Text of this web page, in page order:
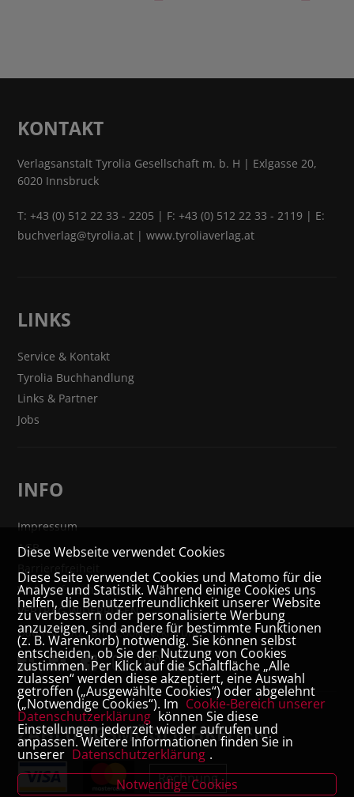
KONTAKT
Verlagsanstalt Tyrolia Gesellschaft m. b. H | Exlgasse 20,
6020 Innsbruck
T:+43 (0) 512 22 33 - 2205 | F: +43 (0) 512 22 33 - 2119 | E:
buchverlag@tyrolia.at |www.tyroliaverlag.at
LINKS
Service & Kontakt
Tyrolia Buchhandlung
Links & Partner
Jobs
INFO
Impressum
AGB
Barrierefreiheit
Widerrufsrecht
VERTRAG WIDERRUFEN
Datenschutz- und Cookieerklärung
ZAHLUNGSMÖGLICHKEITEN
Rechnung
Diese Webseite verwendet Cookies
Diese Seite verwendet Cookies und Matomo für die
Analyse und Statistik. Während einige Cookies uns
helfen, die Benutzerfreundlichkeit unserer Website
zu verbessern oder personalisierte Werbung
anzuzeigen, sind andere für bestimmte Funktionen
(z. B. Warenkorb) notwendig. Sie können selbst
entscheiden, ob Sie der Nutzung von Cookies
zustimmen. Per Klick auf die Schaltfläche „Alle
zulassen“ werden diese akzeptiert, eine Auswahl
getroffen („Ausgewählte Cookies“) oder abgelehnt
(„Notwendige Cookies“). Im Cookie-Bereich unserer
Datenschutzerklärung können Sie diese
Einstellungen jederzeit wieder aufrufen und
anpassen. Weitere Informationen finden Sie in
unserer Datenschutzerklärung .
Notwendige Cookies